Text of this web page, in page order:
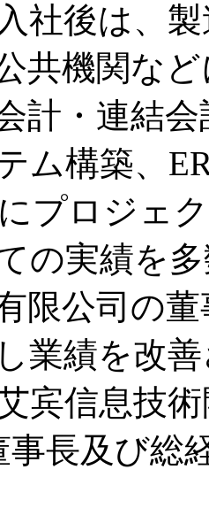
社後は、
共機関な
計・連結
ム構築、
プロジェ
の実績を
限公司の
業績を改
宾信息技
事長及び総